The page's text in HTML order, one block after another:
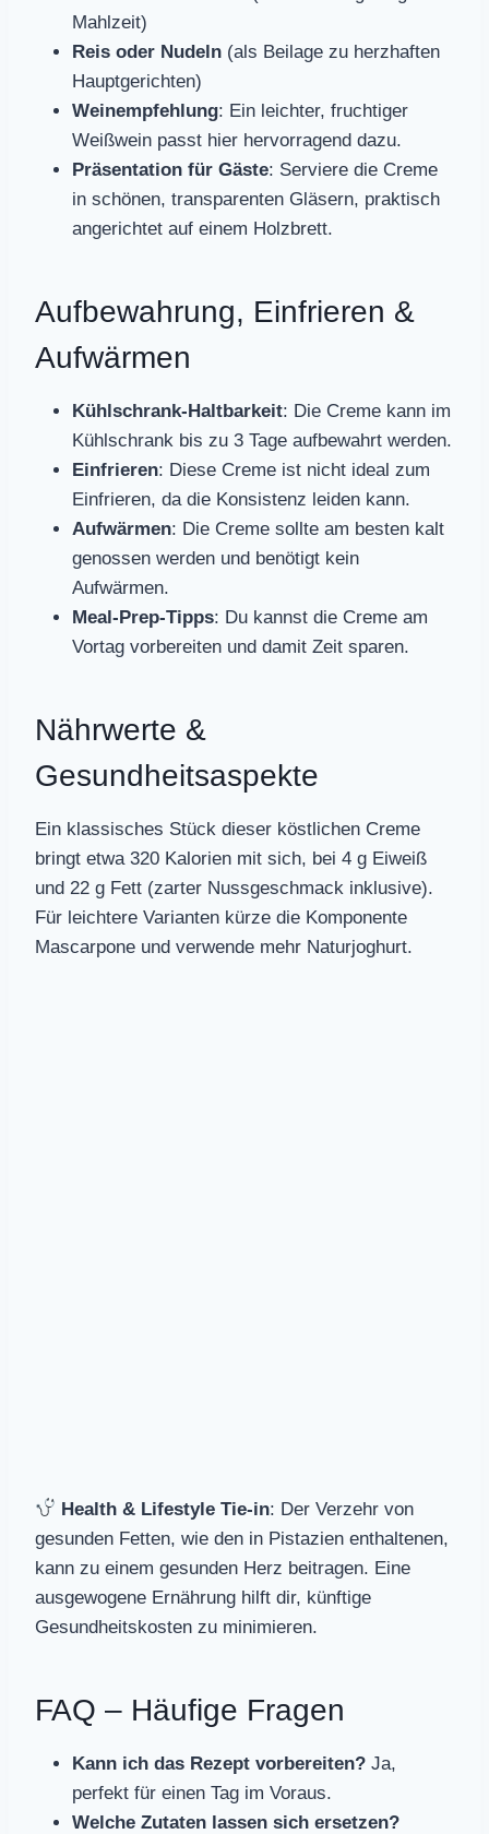
Mahlzeit)
Reis oder Nudeln (als Beilage zu herzhaften
Hauptgerichten)
Weinempfehlung: Ein leichter, fruchtiger
Weißwein passt hier hervorragend dazu.
Präsentation für Gäste: Serviere die Creme
in schönen, transparenten Gläsern, praktisch
angerichtet auf einem Holzbrett.
Aufbewahrung, Einfrieren &
Aufwärmen
Kühlschrank-Haltbarkeit: Die Creme kann im
Kühlschrank bis zu 3 Tage aufbewahrt werden.
Einfrieren: Diese Creme ist nicht ideal zum
Einfrieren, da die Konsistenz leiden kann.
Aufwärmen: Die Creme sollte am besten kalt
genossen werden und benötigt kein
Aufwärmen.
Meal-Prep-Tipps: Du kannst die Creme am
Vortag vorbereiten und damit Zeit sparen.
Nährwerte &
Gesundheitsaspekte
Ein klassisches Stück dieser köstlichen Creme
bringt etwa 320 Kalorien mit sich, bei 4 g Eiweiß
und 22 g Fett (zarter Nussgeschmack inklusive).
Für leichtere Varianten kürze die Komponente
Mascarpone und verwende mehr Naturjoghurt.
Health & Lifestyle Tie-in: Der Verzehr von
gesunden Fetten, wie den in Pistazien enthaltenen,
kann zu einem gesunden Herz beitragen. Eine
ausgewogene Ernährung hilft dir, künftige
Gesundheitskosten zu minimieren.
FAQ – Häufige Fragen
Kann ich das Rezept vorbereiten? Ja,
perfekt für einen Tag im Voraus.
Welche Zutaten lassen sich ersetzen?